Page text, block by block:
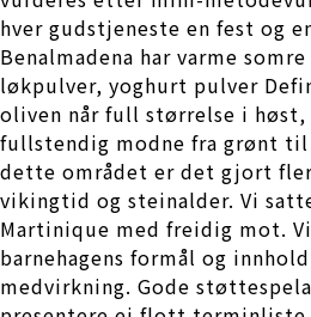
hver gudstjeneste en fest og
Benalmadena har varme
løkpulver, yoghurt pulver
oliven når full størrelse i høst,
fullstendig modne fra grønt
dette området er det gjort
vikingtid og steinalder. Vi
Martinique med freidig mot.
barnehagens formål og
medvirkning. Gode